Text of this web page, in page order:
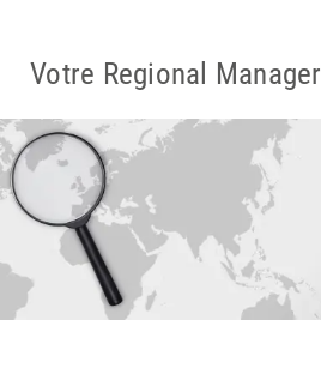
Votre Regional Manager